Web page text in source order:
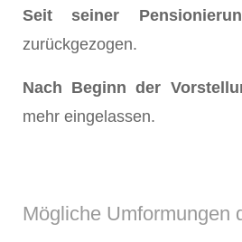
Seit seiner
zurückgezogen.
Nach Beginn der
mehr eingelassen.
Mögliche Umformungen